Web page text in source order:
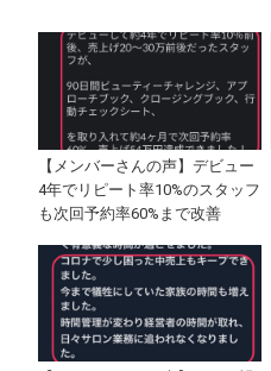
【メンバーさんの声】デビュー
4年でリピート率10%のスタッフ
も次回予約率60%まで改善